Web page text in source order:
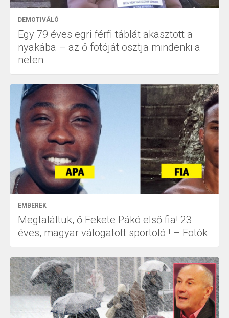
DEMOTIVÁLÓ
Egy 79 éves egri férfi táblát akasztott a
nyakába – az ő fotóját osztja mindenki a
neten
EMBEREK
Megtaláltuk, ő Fekete Pákó első fia! 23
éves, magyar válogatott sportoló ! – Fotók